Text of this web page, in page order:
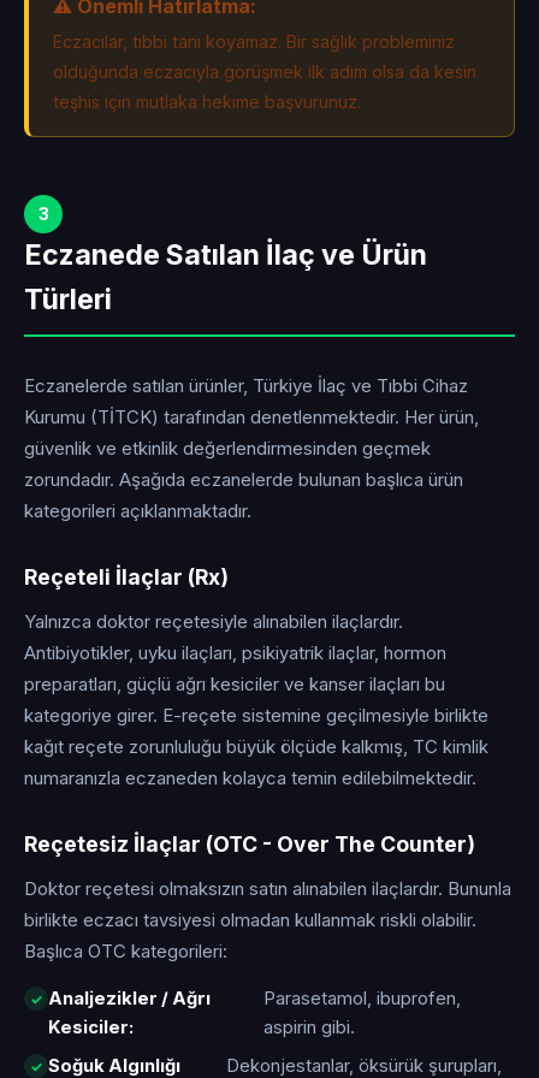
⚠️ Önemli Hatırlatma:
Eczacılar, tıbbi tanı koyamaz. Bir sağlık probleminiz
olduğunda eczacıyla görüşmek ilk adım olsa da kesin
teşhis için mutlaka hekime başvurunuz.
3
Eczanede Satılan İlaç ve Ürün
Türleri
Eczanelerde satılan ürünler, Türkiye İlaç ve Tıbbi Cihaz
Kurumu (TİTCK) tarafından denetlenmektedir. Her ürün,
güvenlik ve etkinlik değerlendirmesinden geçmek
zorundadır. Aşağıda eczanelerde bulunan başlıca ürün
kategorileri açıklanmaktadır.
Reçeteli İlaçlar (Rx)
Yalnızca doktor reçetesiyle alınabilen ilaçlardır.
Antibiyotikler, uyku ilaçları, psikiyatrik ilaçlar, hormon
preparatları, güçlü ağrı kesiciler ve kanser ilaçları bu
kategoriye girer. E-reçete sistemine geçilmesiyle birlikte
kağıt reçete zorunluluğu büyük ölçüde kalkmış, TC kimlik
numaranızla eczaneden kolayca temin edilebilmektedir.
Reçetesiz İlaçlar (OTC - Over The Counter)
Doktor reçetesi olmaksızın satın alınabilen ilaçlardır. Bununla
birlikte eczacı tavsiyesi olmadan kullanmak riskli olabilir.
Başlıca OTC kategorileri:
Analjezikler / Ağrı
Kesiciler:
Parasetamol, ibuprofen,
aspirin gibi.
Soğuk Algınlığı
Dekonjestanlar, öksürük şurupları,